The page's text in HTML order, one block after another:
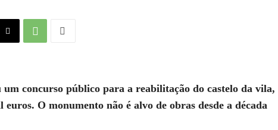
concurso público para a reabilitação do castelo da vila,
O monumento não é alvo de obras desde a década